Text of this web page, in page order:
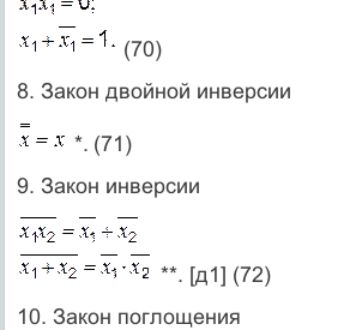
(70)
8. Закон двойной инвер­сии
*. (71)
9. Закон инверсии
**. [д1] (72)
10. Закон поглощения